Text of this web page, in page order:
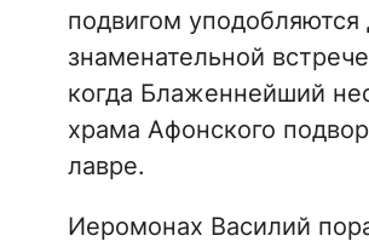
подвигом
знаменательной
когда Блаженнейший
храма Афонского
лавре.
Иеромонах Василий